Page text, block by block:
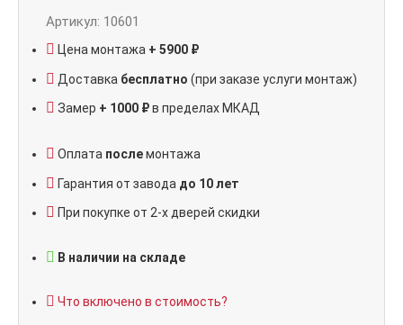
Артикул: 10601
Цена монтажа + 5900 ₽
Доставка бесплатно (при заказе услуги монтаж)
Замер + 1000 ₽в пределах МКАД
Оплата послемонтажа
Гарантия от завода до 10 лет
При покупке от 2-х дверей скидки
В наличии на складе
Что включено в стоимость?